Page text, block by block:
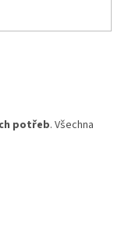
potřeb. Všechna